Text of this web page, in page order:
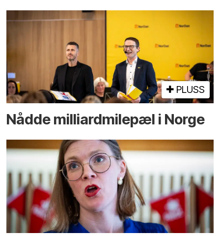
PLUSS
Nådde milliard­­milepæl i Norge